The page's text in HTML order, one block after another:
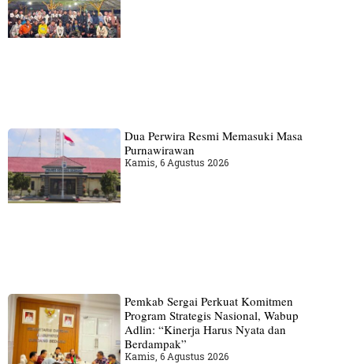
Dua Perwira Resmi Memasuki Masa
Purnawirawan
Kamis, 6 Agustus 2026
Pemkab Sergai Perkuat Komitmen
Program Strategis Nasional, Wabup
Adlin: “Kinerja Harus Nyata dan
Berdampak”
Kamis, 6 Agustus 2026